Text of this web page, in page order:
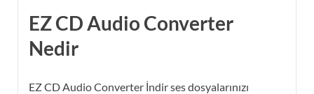
EZ CD Audio Converter
Nedir
EZ CD Audio Converter İndir ses dosyalarınızı